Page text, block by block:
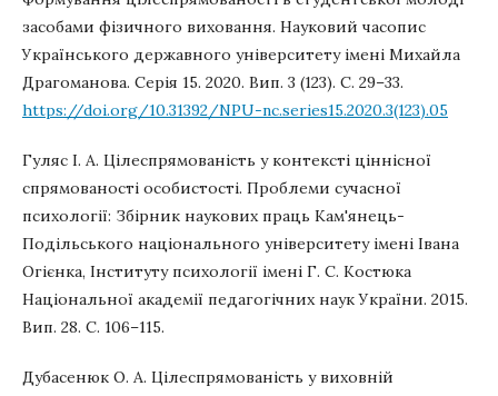
засобами фізичного виховання. Науковий часопис
Українського державного університету імені Михайла
Драгоманова. Серія 15. 2020. Вип. 3 (123). С. 29–33.
https://doi.org/10.31392/NPU-nc.series15.2020.3(123).05
Гуляс І. А. Цілеспрямованість у контексті ціннісної
спрямованості особистості. Проблеми сучасної
психології: Збірник наукових праць Кам'янець-
Подільського національного університету імені Івана
Огієнка, Інституту психології імені Г. С. Костюка
Національної академії педагогічних наук України. 2015.
Вип. 28. С. 106–115.
Дубасенюк О. А. Цілеспрямованість у виховній